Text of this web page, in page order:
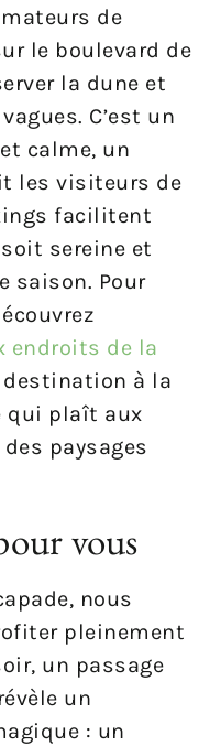
de
le boulevard de
la dune et
C’est un
calme, un
les visiteurs de
facilitent
sereine et
saison. Pour
endroits de la
destination à la
qui plaît aux
paysages
vous
nous
pleinement
un passage
un
: un